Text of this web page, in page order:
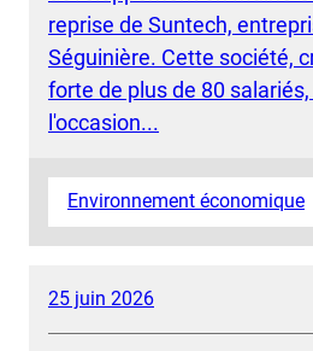
reprise de Suntech,
Séguinière. Cette société,
forte de plus de 80
l'occasion...
Environnement économique
25 juin 2026